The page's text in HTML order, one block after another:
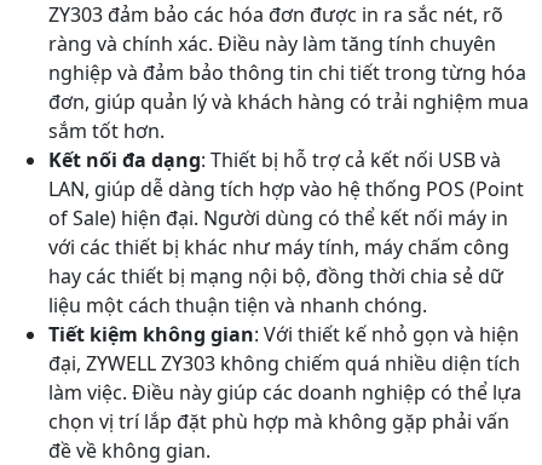
ZY303 đảm bảo các hóa đơn được in ra sắc nét, rõ
ràng và chính xác. Điều này làm tăng tính chuyên
nghiệp và đảm bảo thông tin chi tiết trong từng hóa
đơn, giúp quản lý và khách hàng có trải nghiệm mua
sắm tốt hơn.
Kết nối đa dạng: Thiết bị hỗ trợ cả kết nối USB và
LAN, giúp dễ dàng tích hợp vào hệ thống POS (Point
of Sale) hiện đại. Người dùng có thể kết nối máy in
với các thiết bị khác như máy tính, máy chấm công
hay các thiết bị mạng nội bộ, đồng thời chia sẻ dữ
liệu một cách thuận tiện và nhanh chóng.
Tiết kiệm không gian: Với thiết kế nhỏ gọn và hiện
đại, ZYWELL ZY303 không chiếm quá nhiều diện tích
làm việc. Điều này giúp các doanh nghiệp có thể lựa
chọn vị trí lắp đặt phù hợp mà không gặp phải vấn
đề về không gian.